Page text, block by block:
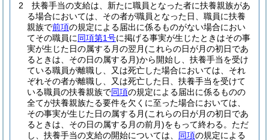
2
扶養手当の支給は、新たに職員となった者に扶養親族があ
る場合においては、その者が職員となった日、職員に扶養
親族で前項の規定による届出に係るものがない場合におい
てその職員に同項第1号に掲げる事実が生じたときはその事
実が生じた日の属する月の翌月(これらの日が月の初日であ
るときは、その日の属する月)から開始し、扶養手当を受け
ている職員が離職し、又は死亡した場合においては、それ
ぞれその者が離職し、又は死亡した日、扶養手当を受けて
いる職員の扶養親族で同項の規定による届出に係るものの
全てが扶養親族たる要件を欠くに至った場合においては、
その事実が生じた日の属する月(これらの日が月の初日であ
るときは、その日の属する月の前月)をもって終わる。 ただ
し、扶養手当の支給の開始については、 同項の規定による